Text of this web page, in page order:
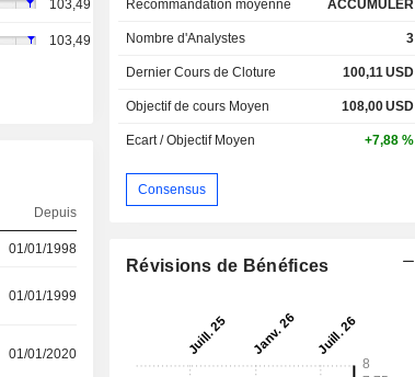
103,49
103,49
Depuis
01/01/1998
01/01/1999
01/01/2020
Recommandation moyenne ACCUMULER
Nombre d'Analystes 3
Dernier Cours de Cloture 100,11USD
Objectif de cours Moyen 108,00USD
Ecart / Objectif Moyen +7,88 %
Consensus
Révisions de Bénéfices